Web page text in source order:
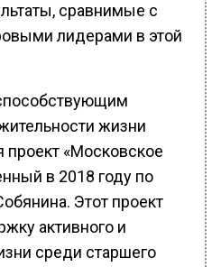
сравнимые с
лидерами в этой
жизни
проект «Московское
в 2018 году по
Этот проект
активного и
среди старшего